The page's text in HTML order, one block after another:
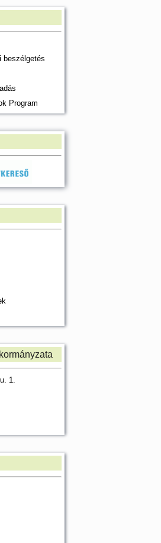
beszélgetés
Program
1.